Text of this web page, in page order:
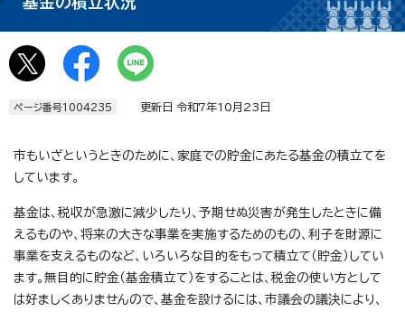
ページ番号1004235 更新日 令和7年10月23日
市もいざというときのために、家庭での貯金にあたる基金の積立てを
しています。
基金は、税収が急激に減少したり、予期せぬ災害が発生したときに備
えるものや、将来の大きな事業を実施するためのもの、利子を財源に
事業を支えるものなど、いろいろな目的をもって積立て（貯金）してい
ます。無目的に貯金（基金積立て）をすることは、税金の使い方として
は好ましくありませんので、基金を設けるには、市議会の議決により、